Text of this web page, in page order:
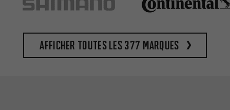
Afficher toutes les 377 marques